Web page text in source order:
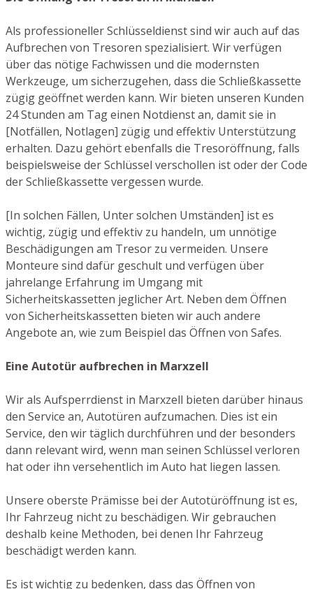
Als professioneller Schlüsseldienst sind wir auch auf das
Aufbrechen von Tresoren spezialisiert. Wir verfügen
über das nötige Fachwissen und die modernsten
Werkzeuge, um sicherzugehen, dass die Schließkassette
zügig geöffnet werden kann. Wir bieten unseren Kunden
24 Stunden am Tag einen Notdienst an, damit sie in
[Notfällen, Notlagen] zügig und effektiv Unterstützung
erhalten. Dazu gehört ebenfalls die Tresoröffnung, falls
beispielsweise der Schlüssel verschollen ist oder der Code
der Schließkassette vergessen wurde.
[In solchen Fällen, Unter solchen Umständen] ist es
wichtig, zügig und effektiv zu handeln, um unnötige
Beschädigungen am Tresor zu vermeiden. Unsere
Monteure sind dafür geschult und verfügen über
jahrelange Erfahrung im Umgang mit
Sicherheitskassetten jeglicher Art. Neben dem Öffnen
von Sicherheitskassetten bieten wir auch andere
Angebote an, wie zum Beispiel das Öffnen von Safes.
Eine Autotür aufbrechen in Marxzell
Wir als Aufsperrdienst in Marxzell bieten darüber hinaus
den Service an, Autotüren aufzumachen. Dies ist ein
Service, den wir täglich durchführen und der besonders
dann relevant wird, wenn man seinen Schlüssel verloren
hat oder ihn versehentlich im Auto hat liegen lassen.
Unsere oberste Prämisse bei der Autotüröffnung ist es,
Ihr Fahrzeug nicht zu beschädigen. Wir gebrauchen
deshalb keine Methoden, bei denen Ihr Fahrzeug
beschädigt werden kann.
Es ist wichtig zu bedenken, dass das Öffnen von